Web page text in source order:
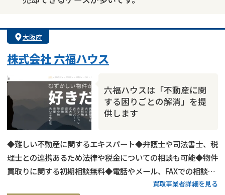
大阪府
株式会社 六福ハウス
六福ハウスは「不動産に関
する困りごとの解消」を提
供します
◆難しい不動産に関するエキスパート◆弁護士や司法書士、税
理士との連携あるため法律や税金についての相談も可能◆物件
買取りに関する初期相談無料◆電話やメール、FAXでの相談可
買取事業者詳細を見る